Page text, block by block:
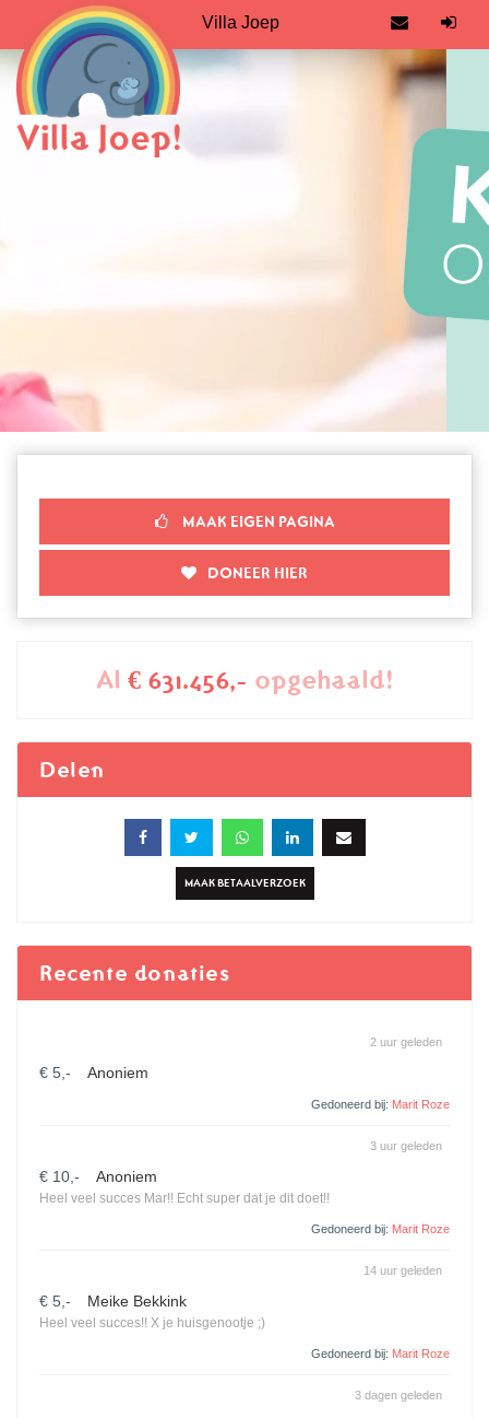
Villa Joep
MAAK EIGEN PAGINA
DONEER HIER
Al € 631.456,- opgehaald!
Delen
MAAK BETAALVERZOEK
Recente donaties
€ 5,- Anoniem
2 uur geleden
Gedoneerd bij: Marit Roze
€ 10,- Anoniem
Heel veel succes Mar!! Echt super dat je dit doet!!
3 uur geleden
Gedoneerd bij: Marit Roze
€ 5,- Meike Bekkink
Heel veel succes!! X je huisgenootje ;)
14 uur geleden
Gedoneerd bij: Marit Roze
3 dagen geleden